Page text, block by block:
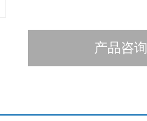
产品咨询